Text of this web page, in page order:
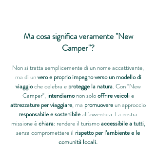
Ma cosa significa veramente "New
Camper"?
Non si tratta semplicemente di un nome accattivante,
ma di unvero e proprio impegno verso un modello di
viaggioche celebra e protegge la natura. Con "New
Camper", intendiamonon solooffrire veicolie
attrezzature per viaggiare, ma promuovereun approccio
responsabile e sostenibileall'avventura. La nostra
missione èchiara: rendere il turismoaccessibile a tutti,
senza compromettere il rispetto per l'ambiente e le
comunità locali.